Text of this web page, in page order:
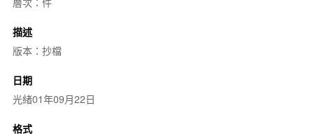
描述
版本：抄檔
日期
光緒01年09月22日
格式